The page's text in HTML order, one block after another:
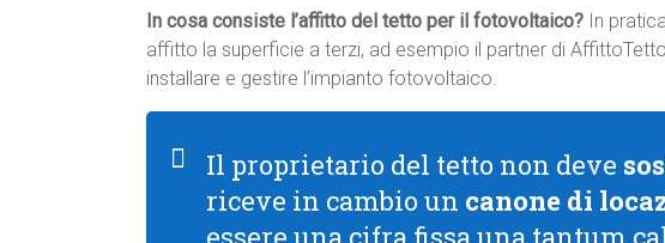
In cosa consiste l’affitto del tetto per il fotovoltaico? In
affitto la superficie a terzi, ad esempio il partner di
installare e gestire l’impianto fotovoltaico.
Il proprietario del tetto non deve
riceve in cambio un canone di